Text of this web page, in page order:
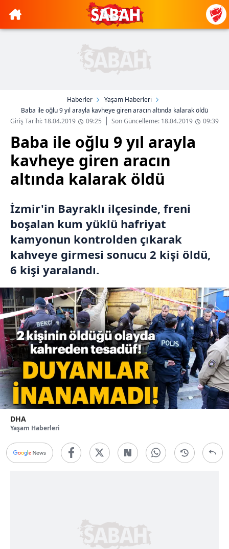
Haberler
Yaşam Haberleri
Baba ile oğlu 9 yıl arayla kavheye giren aracın altında kalarak öldü
Giriş Tarihi: 18.04.2019
09:25 Son Güncelleme: 18.04.2019 09:39
Baba ile oğlu 9 yıl arayla
kavheye giren aracın
altında kalarak öldü
İzmir'in Bayraklı ilçesinde, freni
boşalan kum yüklü hafriyat
kamyonun kontrolden çıkarak
kahveye girmesi sonucu 2 kişi öldü,
6 kişi yaralandı.
DHA
Yaşam Haberleri